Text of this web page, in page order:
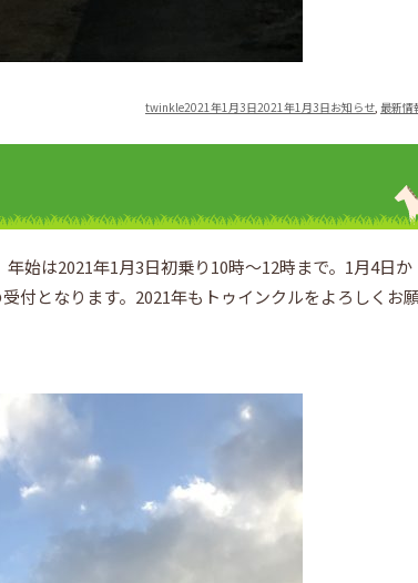
Author
twinklePosted
2021年1月3日2021年1月3日Categories
お知らせ, 最新情
始は2021年1月3日初乗り10時～12時まで。1月4日か
付となります。2021年もトゥインクルをよろしくお